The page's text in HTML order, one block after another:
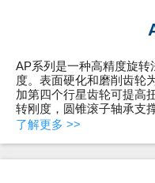
AP系列是一种高精度旋转
度。表面硬化和磨削齿轮
加第四个行星齿轮可提高
转刚度，圆锥滚子轴承支
了解更多 >>